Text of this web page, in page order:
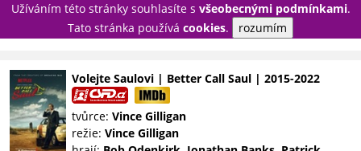
Užíváním této stránky souhlasíte s všeobecnými podmínkami.
Tato stránka používá cookies. rozumím
PŘIHLÁSIT
NOVINKY
TÉMATA
RECENZE
EPIZODY
KULT
Volejte Saulovi | Better Call Saul | 2015-2022
tvůrce: Vince Gilligan
režie: Vince Gilligan